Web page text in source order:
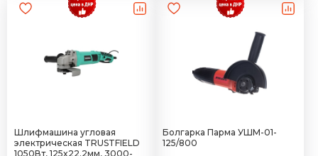
Шлифмашина угловая
электрическая TRUSTFIELD
1050Вт, 125x22.2мм, 3000-
Болгарка Парма УШМ-01-
125/800